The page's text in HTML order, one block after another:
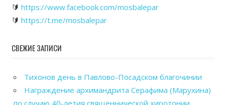
🔰 https://www.facebook.com/mosbalepar
🔰 https://t.me/mosbalepar
СВЕЖИЕ ЗАПИСИ
Тихонов день в Павлово-Посадском благочинии
Награждение архимандрита Серафима (Марухина)